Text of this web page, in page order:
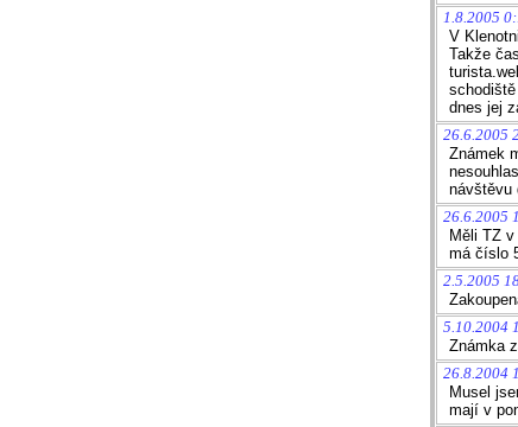
1.8.2005
V
Takže
dnes jej
26.6.2005
Známek
návštěvu
26.6.2005
Měli TZ
má číslo
2.5.2005
5.10.2004
Známka
26.8.2004
Musel
mají v